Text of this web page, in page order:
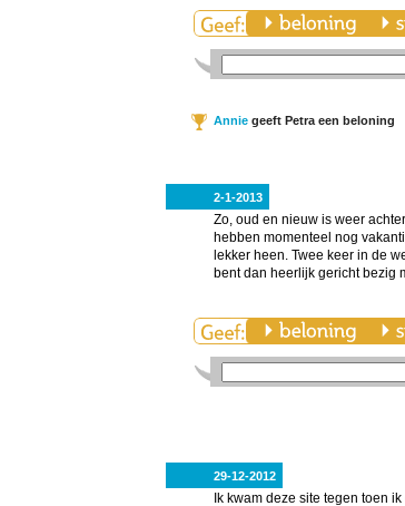
Annie geeft Petra een beloning
2-1-2013
Zo, oud en nieuw is weer
hebben momenteel nog
lekker heen. Twee keer in de
bent dan heerlijk gericht bezig
29-12-2012
Ik kwam deze site tegen toen